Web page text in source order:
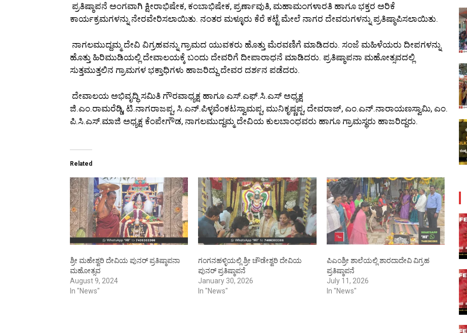
ಪ್ರತಿಷ್ಠಾಪನೆ ಅಂಗವಾಗಿ ಕ್ಷೀರಾಭಿಷೇಕ, ಕಂಬಾಭಿಷೇಕ, ಪ್ರರ್ಣಾವುತಿ, ಮಹಾಮಂಗಳಾರತಿ ಹಾಗೂ ಭಕ್ತರ ಅರಿಕೆ
ಕಾರ್ಯಕ್ರಮಗಳನ್ನು ನೇರವೇರಿಸಲಾಯಿತು. ನಂತರ ಮಳ್ಳೂರು ಕೆರೆ ಕಟ್ಟೆ ಮೇಲೆ ನಾಗರ ದೇವರುಗಳನ್ನು ಪ್ರತಿಷ್ಠಾಪಿಸಲಾಯಿತು.
ನಾಗಲಮುದ್ದಮ್ಮ ದೇವಿ ವಿಗ್ರಹವನ್ನು ಗ್ರಾಮದ ಯುವಕರು ಹೊತ್ತು ಮೆರವಣಿಗೆ ಮಾಡಿದರು. ಸಂಜೆ ಮಹಿಳೆಯರು ದೀಪಗಳನ್ನು
ಹೊತ್ತು ಹಿರಿಮುಡಿಯಲ್ಲಿ ದೇವಾಲಯಕ್ಕೆ ಬಂದು ದೇವರಿಗೆ ದೀಪಾರಾಧನೆ ಮಾಡಿದರು. ಪ್ರತಿಷ್ಠಾಪನಾ ಮಹೋತ್ಸವದಲ್ಲಿ
ಸುತ್ತಮುತ್ತಲಿನ ಗ್ರಾಮಗಳ ಭಕ್ತಾಧಿಗಳು ಹಾಜರಿದ್ದು ದೇವರ ದರ್ಶನ ಪಡೆದರು.
ದೇವಾಲಯ ಅಭಿವೃದ್ಧಿ ಸಮಿತಿ ಗೌರವಾಧ್ಯಕ್ಷ ಹಾಗೂ ಎಸ್.ಎಫ್.ಸಿ.ಎಸ್ ಅಧ್ಯಕ್ಷ
ಜಿ.ಎಂ.ರಾಮರೆಡ್ಡಿ, ಟಿ.ನಾಗರಾಜಪ್ಪ, ಸಿ.ಎನ್.ಪಿಳ್ಳವೆಂಕಟಸ್ವಾಮಪ್ಪ, ಮುನಿಕೃಷ್ಣಪ್ಪ, ದೇವರಾಜ್, ಎಂ.ಎನ್.ನಾರಾಯಣಸ್ವಾಮಿ, ಎಂ.
ಪಿ.ಸಿ.ಎಸ್.ಮಾಜಿ ಅಧ್ಯಕ್ಷ ಕೆಂಪೇಗೌಡ, ನಾಗಲಮುದ್ದಮ್ಮ ದೇವಿಯ ಕುಲಬಾಂಧವರು ಹಾಗೂ ಗ್ರಾಮಸ್ಥರು ಹಾಜರಿದ್ದರು.
Related
ಶ್ರೀ ಮಹೇಶ್ವರಿ ದೇವಿಯ ಪುನರ್ ಪ್ರತಿಷ್ಠಾಪನಾ
ಮಹೋತ್ಸವ
August 9, 2024
In "News"
ಗಂಗನಹಳ್ಳಿಯಲ್ಲಿ ಶ್ರೀ ಚೌಡೇಶ್ವರಿ ದೇವಿಯ
ಪುನರ್ ಪ್ರತಿಷ್ಠಾಪನೆ
January 30, 2026
In "News"
ಪಿಎಂಶ್ರೀ ಶಾಲೆಯಲ್ಲಿ ಶಾರದಾದೇವಿ ವಿಗ್ರಹ
ಪ್ರತಿಷ್ಠಾಪನೆ
July 11, 2026
In "News"